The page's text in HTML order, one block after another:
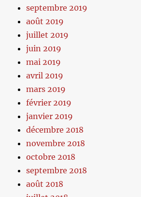
septembre 2019
août 2019
juillet 2019
juin 2019
mai 2019
avril 2019
mars 2019
février 2019
janvier 2019
décembre 2018
novembre 2018
octobre 2018
septembre 2018
août 2018